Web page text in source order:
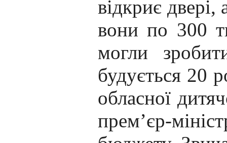
відкриє
вони по 300
могли
будується 20
обласної
прем’єр-